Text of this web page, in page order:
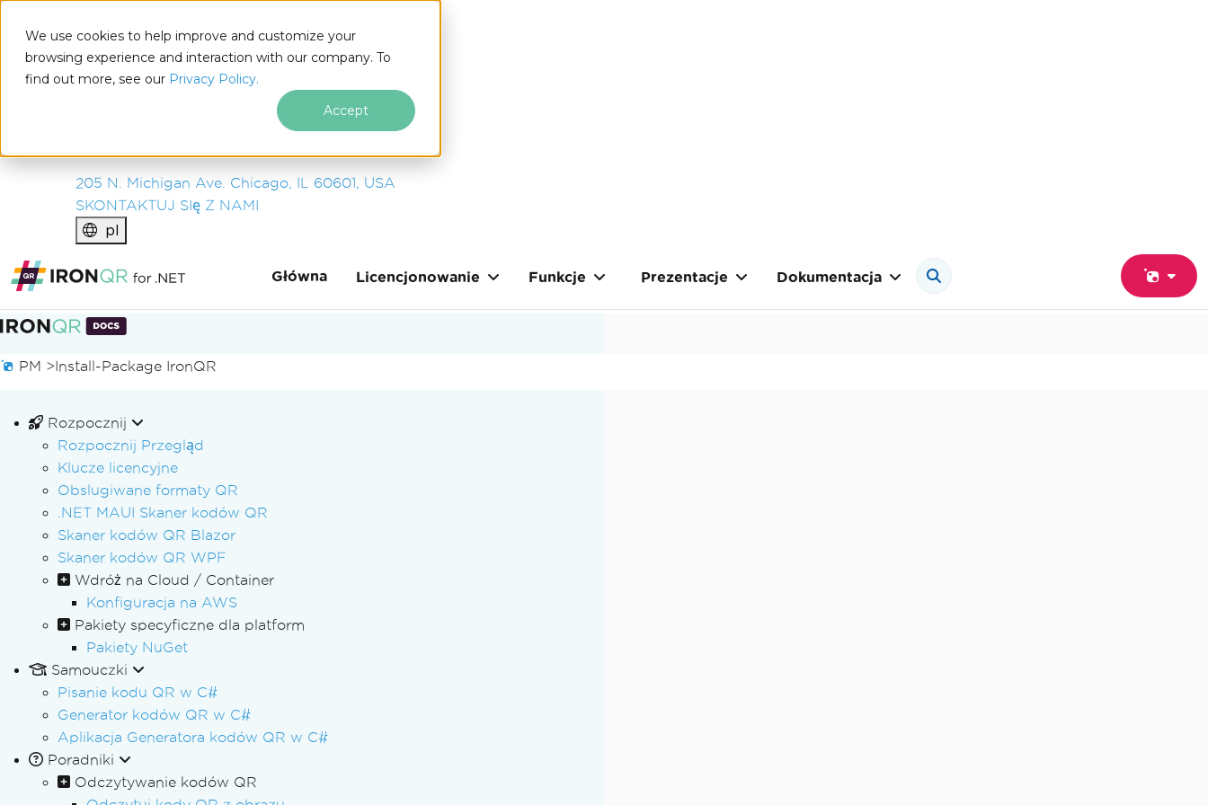
We use cookies to help improve and customize your
browsing experience and interaction with our company. To
find out more, see our Privacy Policy.
Accept
IRONSOFTWARE
PRODUKTY
ENTERPRISE
205 N. Michigan Ave. Chicago, IL 60601, USA
SKONTAKTUJ SIę Z NAMI
pl
Główna Licencjonowanie Funkcje Prezentacje Dokumentacja
Przejdź do treści stopki
PM >Install-Package IronQR
Rozpocznij
Rozpocznij Przegląd
Klucze licencyjne
Obslugiwane formaty QR
.NET MAUI Skaner kodów QR
Skaner kodów QR Blazor
Skaner kodów QR WPF
Wdróż na Cloud / Container
Konfiguracja na AWS
Pakiety specyficzne dla platform
Pakiety NuGet
Samouczki
Pisanie kodu QR w C#
Generator kodów QR w C#
Aplikacja Generatora kodów QR w C#
Poradniki
Odczytywanie kodów QR